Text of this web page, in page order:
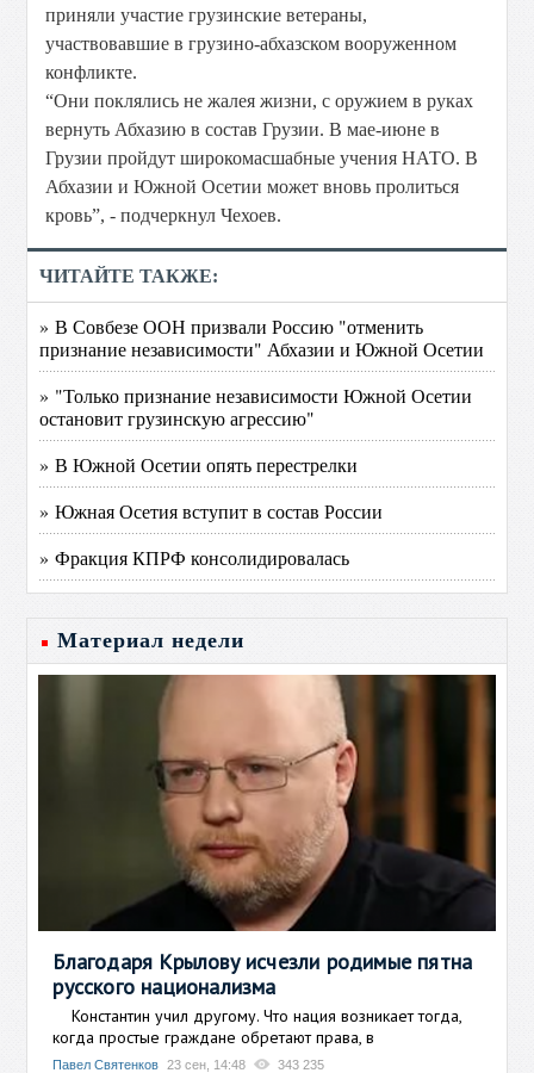
приняли участие грузинские ветераны,
участвовавшие в грузино-абхазском вооруженном
конфликте.
“Они поклялись не жалея жизни, с оружием в руках
вернуть Абхазию в состав Грузии. В мае-июне в
Грузии пройдут широкомасшабные учения НАТО. В
Абхазии и Южной Осетии может вновь пролиться
кровь”, - подчеркнул Чехоев.
ЧИТАЙТЕ ТАКЖЕ:
» В Совбезе ООН призвали Россию "отменить
признание независимости" Абхазии и Южной Осетии
» "Только признание независимости Южной Осетии
остановит грузинскую агрессию"
» В Южной Осетии опять перестрелки
» Южная Осетия вступит в состав России
» Фракция КПРФ консолидировалась
Материал недели
Благодаря Крылову исчезли родимые пятна
русского национализма
Константин учил другому. Что нация возникает тогда,
когда простые граждане обретают права, в
Павел Святенков 23 сен, 14:48 343 235